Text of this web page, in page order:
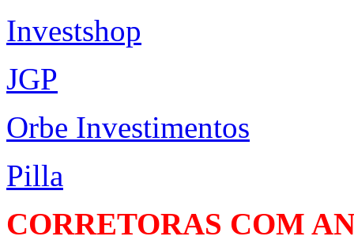
Investshop
JGP
Orbe Investimentos
Pilla
CORRETORAS COM